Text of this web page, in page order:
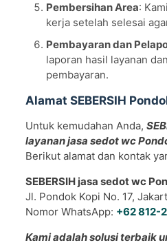
Pembersihan Area:
kerja setelah selesai
Pembayaran dan
laporan hasil layanan
pembayaran.
Alamat SEBERSIH
Untuk kemudahan Anda,
layanan jasa sedot wc
Berikut alamat dan kontak
SEBERSIH jasa sedot wc
Jl. Pondok Kopi No. 17,
Nomor WhatsApp: +62 812-
Kami adalah solusi terbaik